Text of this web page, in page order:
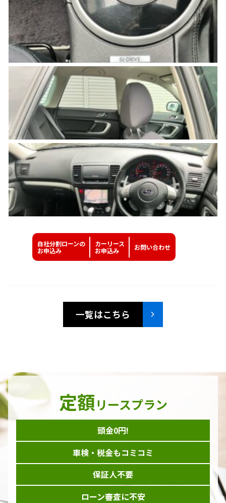
自社分割ローンの
お申込み
カーリース
お申込み
お問い合わせ
一覧はこちら
定額リースプラン
頭金0円!
車検・税金もコミコミ
保証人不要
ローン審査に不安